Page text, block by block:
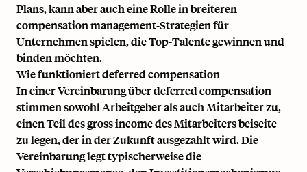
Plans, kann aber auch eine Rolle in breiteren
compensation management-Strategien für
Unternehmen spielen, die Top-Talente gewinnen und
binden möchten.
Wie funktioniert deferred compensation
In einer Vereinbarung über deferred compensation
stimmen sowohl Arbeitgeber als auch Mitarbeiter zu,
einen Teil desgross incomedes Mitarbeiters beiseite
zu legen, der in der Zukunft ausgezahlt wird. Die
Vereinbarung legt typischerweise die